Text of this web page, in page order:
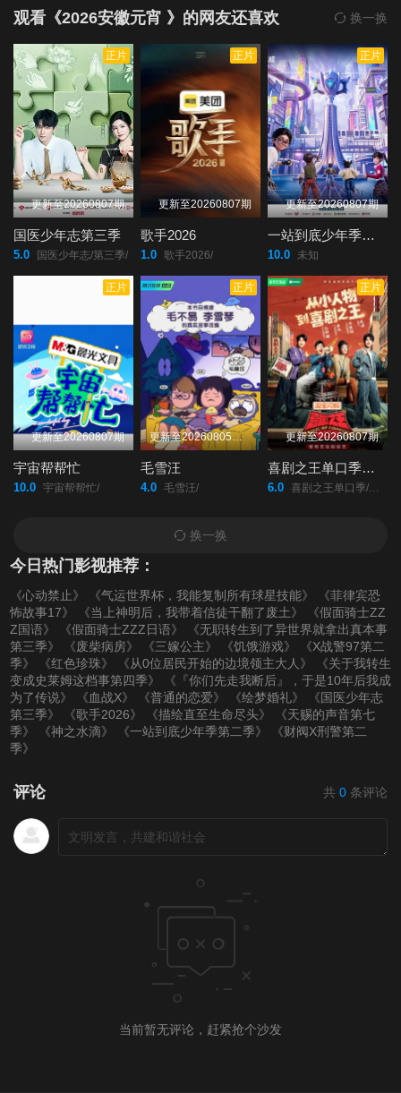
观看《2026安徽元宵 》的网友还喜欢 换一换
正片
更新至20260807期
国医少年志第三季
5.0 国医少年志/第三季/
正片
更新至20260807期
歌手2026
1.0 歌手2026/
正片
更新至20260807期
一站到底少年季第二季
10.0 未知
正片
更新至20260807期
宇宙帮帮忙
10.0 宇宙帮帮忙/
正片
更新至20260805（期
毛雪汪
4.0 毛雪汪/
正片
更新至20260807期
喜剧之王单口季第三季
6.0 喜剧之王单口季/第三季/
换一换
今日热门影视推荐：
《心动禁止》 《气运世界杯，我能复制所有球星技能》
《菲律宾恐
怖故事17》
《当上神明后，我带着信徒干翻了废土》
《假面骑士ZZ
Z国语》
《假面骑士ZZZ日语》
《无职转生到了异世界就拿出真本事
第三季》
《废柴病房》 《三嫁公主》 《饥饿游戏》
《X战警97第二
季》
《红色珍珠》 《从0位居民开始的边境领主大人》
《关于我转生
变成史莱姆这档事第四季》
《『你们先走我断后』，于是10年后我成
为了传说》
《血战X》 《普通的恋爱》 《绘梦婚礼》
《国医少年志
第三季》
《歌手2026》 《描绘直至生命尽头》
《天赐的声音第七
季》
《神之水滴》 《一站到底少年季第二季》
《财阀X刑警第二
季》
评论 共 0 条评论
当前暂无评论，赶紧抢个沙发